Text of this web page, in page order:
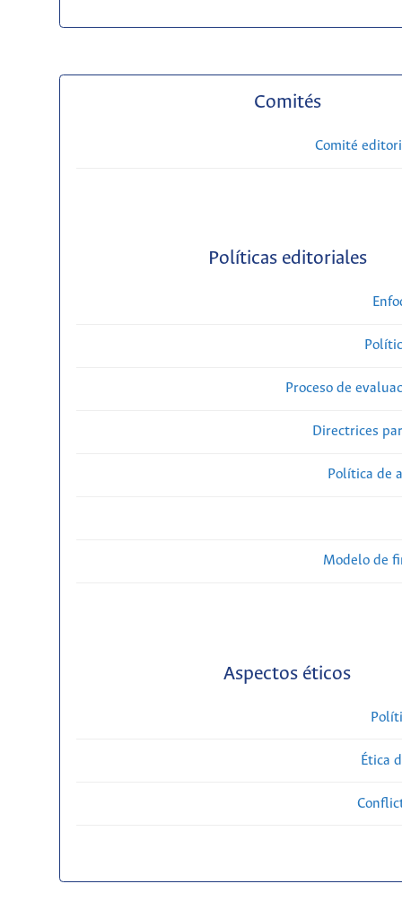
Comités
Comité
Políticas editoriales
Proceso de
Directrices
Política de
Modelo de
Aspectos éticos
Ética